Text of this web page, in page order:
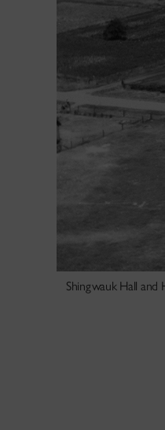
Shingwauk Hall and